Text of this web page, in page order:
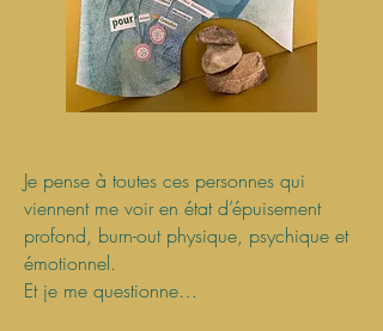
Je pense à toutes ces personnes qui
viennent me voir en état d’épuisement
profond, burn-out physique, psychique et
émotionnel.
Et je me questionne…